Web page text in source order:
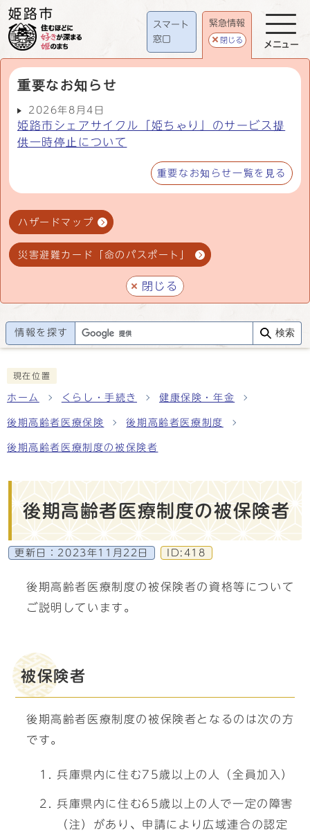
スマート
窓口
緊急情報
閉じる
重要なお知らせ
2026年8月4日
姫路市シェアサイクル「姫ちゃり」のサービス提
供一時停止について
重要なお知らせ一覧を見る
ハザードマップ
災害避難カード「命のパスポート」
閉じる
メニュー
情報を探す 検索
現在位置
ホーム くらし・手続き 健康保険・年金
後期高齢者医療保険 後期高齢者医療制度
後期高齢者医療制度の被保険者
後期高齢者医療制度の被保険者
更新日： 2023年11月22日 ID:418
後期高齢者医療制度の被保険者の資格等について
ご説明しています。
被保険者
後期高齢者医療制度の被保険者となるのは次の方
です。
兵庫県内に住む75歳以上の人（全員加入）
兵庫県内に住む65歳以上の人で一定の障害
（注）があり、申請により広域連合の認定